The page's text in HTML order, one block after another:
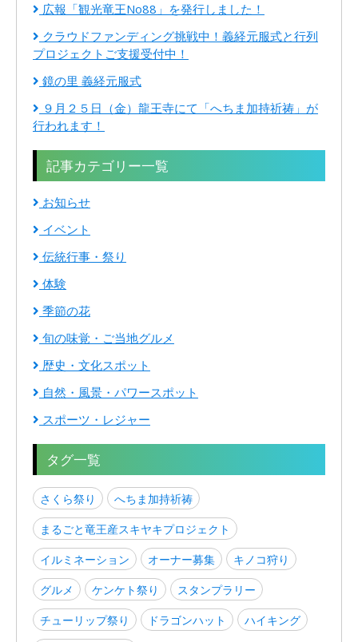
広報「観光竜王No88」を発行しました！
クラウドファンディング挑戦中！義経元服式と行列
プロジェクトご支援受付中！
鏡の里 義経元服式
９月２５日（金）龍王寺にて「へちま加持祈祷」が
行われます！
記事カテゴリー一覧
お知らせ
イベント
伝統行事・祭り
体験
季節の花
旬の味覚・ご当地グルメ
歴史・文化スポット
自然・風景・パワースポット
スポーツ・レジャー
タグ一覧
さくら祭り
へちま加持祈祷
まるごと竜王産スキヤキプロジェクト
イルミネーション
オーナー募集
キノコ狩り
グルメ
ケンケト祭り
スタンプラリー
チューリップ祭り
ドラゴンハット
ハイキング